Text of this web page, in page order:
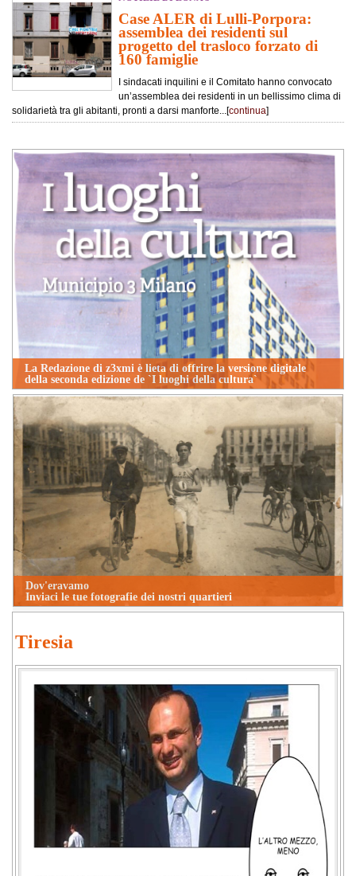
Case ALER di Lulli-Porpora:
assemblea dei residenti sul
progetto del trasloco forzato di
160 famiglie
I sindacati inquilini e il Comitato hanno convocato
un’assemblea dei residenti in un bellissimo clima di
solidarietà tra gli abitanti, pronti a darsi manforte...[continua]
La Redazione di z3xmi è lieta di offrire la versione digitale
della seconda edizione de `I luoghi della cultura`
Dov'eravamo
Inviaci le tue fotografie dei nostri quartieri
Tiresia